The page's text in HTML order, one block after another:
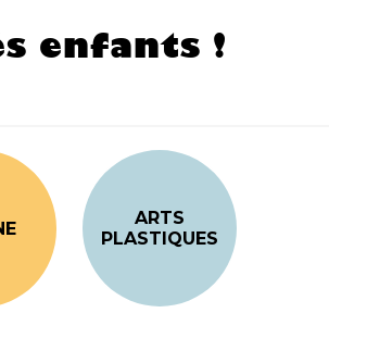
enfants !
ARTS
PLASTIQUES